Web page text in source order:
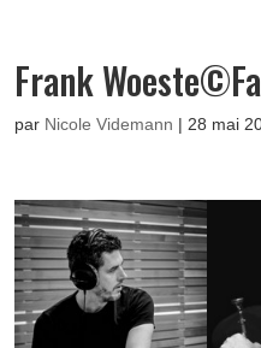
Frank
par Nicole Videmann | 28 mai